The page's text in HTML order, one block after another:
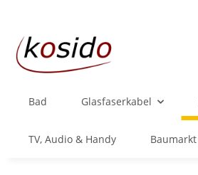
Bad Glasfaserkabel
TV, Audio & Handy Baumarkt